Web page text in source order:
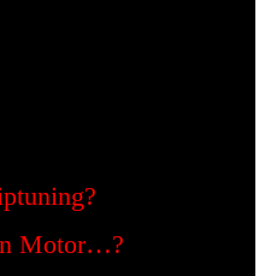
Motor…?